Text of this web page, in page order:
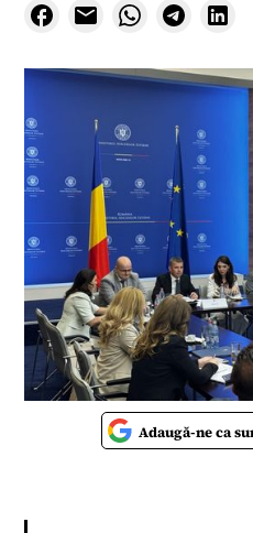
Adaugă-ne ca